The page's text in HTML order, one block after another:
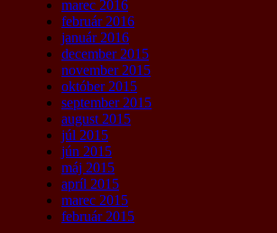
marec 2016
február 2016
január 2016
december 2015
november 2015
október 2015
september 2015
august 2015
júl 2015
jún 2015
máj 2015
apríl 2015
marec 2015
február 2015